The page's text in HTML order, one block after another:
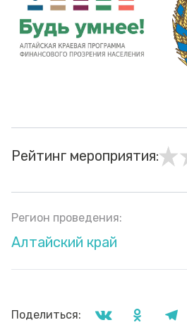
Рейтинг мероприятия:
Регион проведения:
Алтайский край
Поделиться: